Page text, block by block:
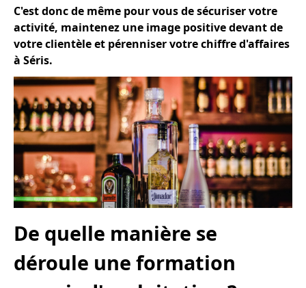
C'est donc de même pour vous de sécuriser votre
activité, maintenez une image positive devant de
votre clientèle et pérenniser votre chiffre d'affaires
à Séris.
De quelle manière se
déroule une formation